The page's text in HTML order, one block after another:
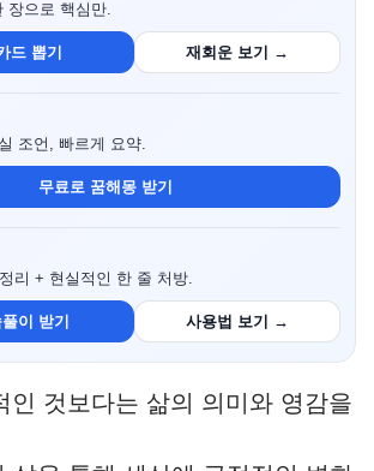
장으로 핵심만.
드 뽑기 재회운 보기 →
조언, 빠르게 요약.
무료로 꿈해몽 받기
리 + 현실적인 한 줄 처방.
이 받기 사용법 보기 →
인 것보다는 삶의 의미와 영감을